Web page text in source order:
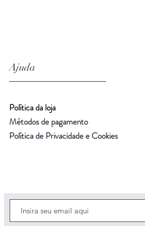
Ajuda
Política da loja
Métodos de pagamento
Política de Privacidade e Cookies